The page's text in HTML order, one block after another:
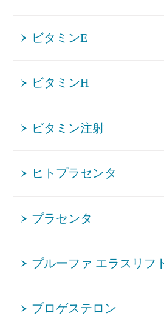
ビタミンE
ビタミンH
ビタミン注射
ヒトプラセンタ
プラセンタ
プルーファ エラスリフ
プロゲステロン